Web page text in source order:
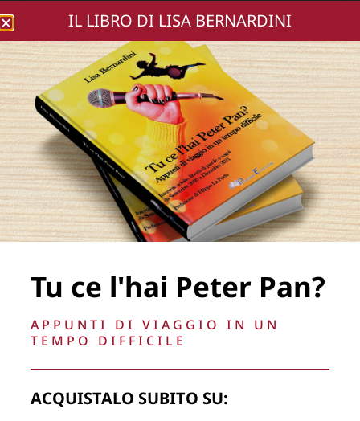
Lisa Bernardini
Lena Katina ©Flavio
Di Properzio 2015
IL LIBRO DI LISA BERNARDINI
Tu ce l'hai Peter Pan?
APPUNTI DI VIAGGIO IN UN
TEMPO DIFFICILE
ACQUISTALO SUBITO SU: